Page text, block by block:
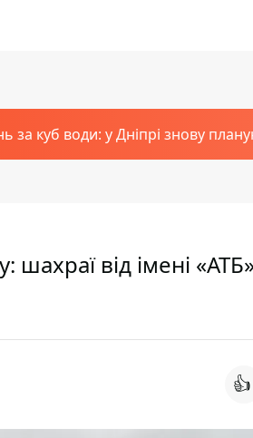
за куб води: у Дніпрі знову
від імені
👍